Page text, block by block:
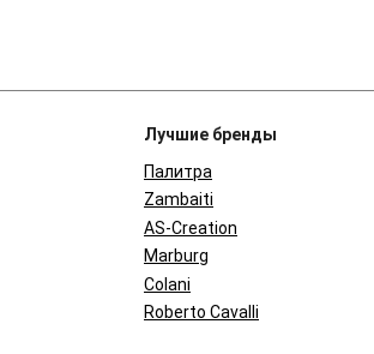
Лучшие бренды
Палитра
Zambaiti
AS-Creation
Marburg
Colani
Roberto Cavalli